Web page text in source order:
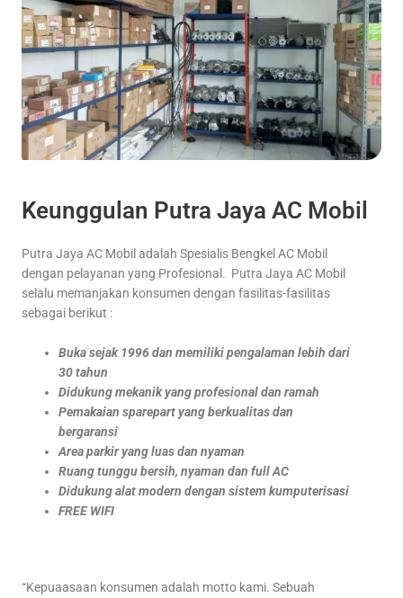
Keunggulan Putra Jaya AC Mobil
Putra Jaya AC Mobil adalah Spesialis Bengkel AC Mobil
dengan pelayanan yang Profesional. Putra Jaya AC Mobil
selalu memanjakan konsumen dengan fasilitas-fasilitas
sebagai berikut :
Buka sejak 1996 dan memiliki pengalaman lebih dari
30 tahun
Didukung mekanik yang profesional dan ramah
Pemakaian sparepart yang berkualitas dan
bergaransi
Area parkir yang luas dan nyaman
Ruang tunggu bersih, nyaman dan full AC
Didukung alat modern dengan sistem kumputerisasi
FREE WIFI
“Kepuaasaan konsumen adalah motto kami. Sebuah